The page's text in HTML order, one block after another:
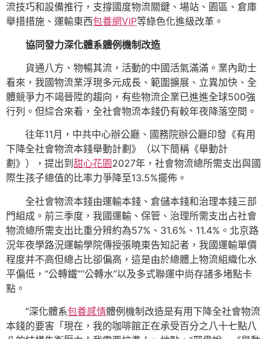
流技巧和設備推行，支撐國度物流關鍵、場站、園區、倉庫
舉措措施、運輸東西包養網VIP等綠色化進級改革。
協同發力深化體系體例機制改造
貨通八方、物暢其流，活動的中國活氣滿滿。業內助士
看來，我國物流業浮現多元成長、範圍擴展、立異加快、全
體競爭力不竭晉陞的趨向，有些物流企業已進進全球500強
行列。但綜合來看，全社會物流本錢仍有較年夜降落空間。
往年11月，中共中心辦公廳、國務院辦公廳印發《有用
下降全社會物流本錢舉動計劃》（以下簡稱《舉動計
劃》），提出到 甜心花園2027年，社會物流總所需支出與國
際生孩子總值的比率力爭降至13.5%擺佈。
全社會物流本錢由運輸本錢、倉儲本錢和治理本錢三部
門組成。前三季度，我國運輸、保管、治理所需支出占社會
物流總所需支出比重分辨約為57%、31.6%、11.4%。北京路
況年夜學路況運輸學院傳授張曉東告知記者，我國運輸單價
程度并不高但總占比卻偏高，這是由於總體上物流組織化水
平偏低，“公轉鐵”“公轉水”以及多式聯運中尚存諸多堵點卡
點。
“深化體系包養感情體例機制改造是有用下降全社會物流
本錢的要害「現在，我的咖啡館正在承受百分之八十七點八